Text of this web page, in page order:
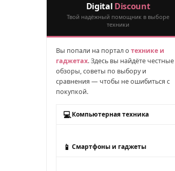
Digital Discount
Твой надёжный помощник в выборе
техники
Вы попали на портал о технике и
гаджетах. Здесь вы найдёте честные
обзоры, советы по выбору и
сравнения — чтобы не ошибиться с
покупкой.
💻 Компьютерная техника
📱 Смартфоны и гаджеты